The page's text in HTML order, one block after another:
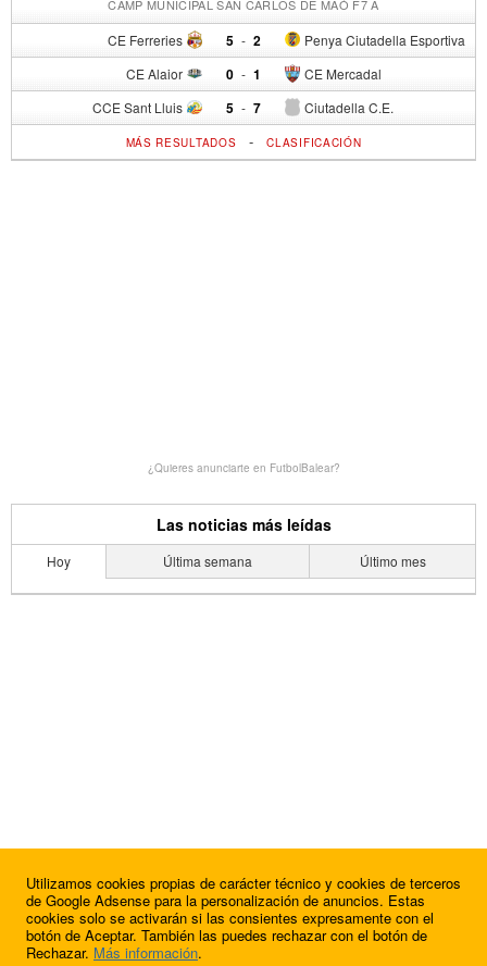
CAMP MUNICIPAL SAN CARLOS DE MAÓ F7 A
CE Ferreries 5 - Penya Ciutadella Esportiva
2
CE Alaior 0 - CE Mercadal
1
CCE Sant Lluis 5 - Ciutadella C.E.
7
MÁS RESULTADOS -CLASIFICACIÓN
¿Quieres anunciarte en FutbolBalear?
Las noticias más leídas
Hoy Última semana Último mes
Utilizamos cookies propias de carácter técnico y cookies de terceros
de Google Adsense para la personalización de anuncios. Estas
cookies solo se activarán si las consientes expresamente con el
botón de Aceptar. También las puedes rechazar con el botón de
Rechazar. Más información.